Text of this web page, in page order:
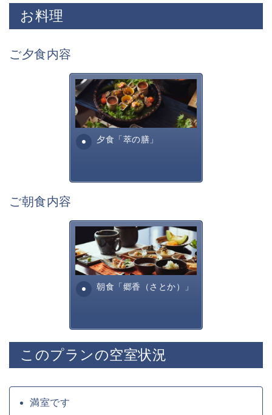
◇基本プラン内容◇
■囲炉裏茶の間
囲炉裏を囲みながら、庭園を眺めながら・・
萃ならではの、集い語らう寛ぎの空間です。
チェックイン・チェックアウトはこちらで行います。
■展望露天風呂
諏訪湖を一望する展望露天風呂
神秘的な諏訪湖を眺めながら寛ぎの時間をお過ごしくだ
■お食事「萃の膳」
旬の美味しく安全な食材を信州諏訪らしい調理方法で提
諏訪の地酒や味噌、醤油といった
自信を持って提供できる調味料を厳選して使用しており
※苦手なものやアレルギー食材については事前にお申し
事メニューをお愉しみいただけます。
・ご夕食「寛ぎの膳」
職人が手間暇かけたお食事になります。
季節ごとに変わる名物の土鍋ご飯や自家製の信州蕎麦も
お料理
ご夕食内容
夕食「萃の膳」
萃sui-諏訪湖のお食事は、旬
の美味しく安全な食材を信州
諏訪らしい調理方法で提供す
る萃諏訪湖の料理全...
ご朝食内容
朝食「郷香（さとか）」
田舎を懐かしむような、そし
て身体に優しいお食事内容と
なっております。お粥・出汁
巻きたまご、焼き魚・・...
このプランの空室状況
満室です